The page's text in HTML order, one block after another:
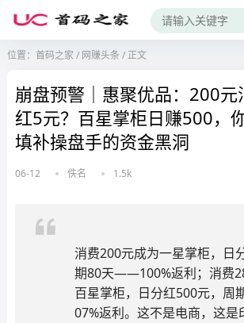
位置： 首码之家 / 网赚头条 /正文
崩盘预警｜惠聚优品：200元
红5元？百星掌柜日赚500，
填补操盘手的资金黑洞
06-12 佚名 1.5k
消费200元成为一星掌柜，日
期80天——100%返利；消费
百星掌柜，日分红500元，
07%返利。这不是电商，这是